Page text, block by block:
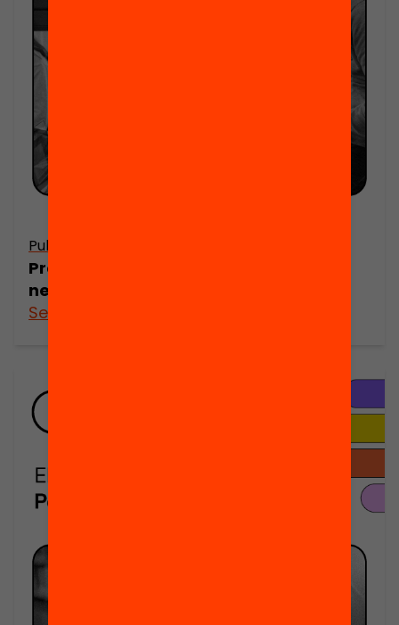
Publicació
Progressa adequadament, però
necessita millorar
See more